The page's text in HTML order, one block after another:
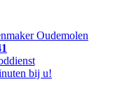
Oudemolen
bij u!